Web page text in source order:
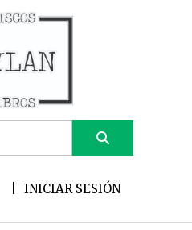
INICIAR SESIÓN